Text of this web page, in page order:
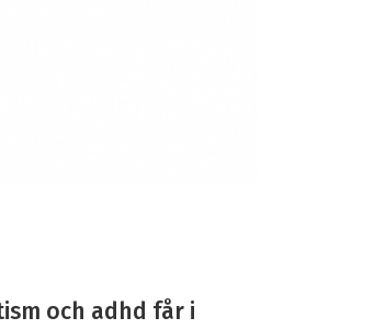
och adhd får i